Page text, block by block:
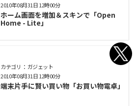
ホーム画面を増加＆スキンで「Open
Home - Lite」
2010年08月31日 12時00分
カテゴリ： ガジェット
端末片手に賢い買い物「お買い物電卓」
2010年08月31日 12時00分